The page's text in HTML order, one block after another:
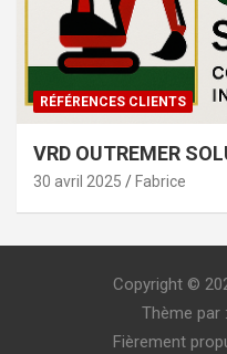
RÉFÉRENCES CLIENTS
VRD OUTREMER
30 avril 2025 Fabrice
Copyright ©
Thème par :
Fièrement